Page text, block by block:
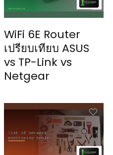
WiFi 6E Router
เปรียบเทียบ ASUS
vs TP-Link vs
Netgear